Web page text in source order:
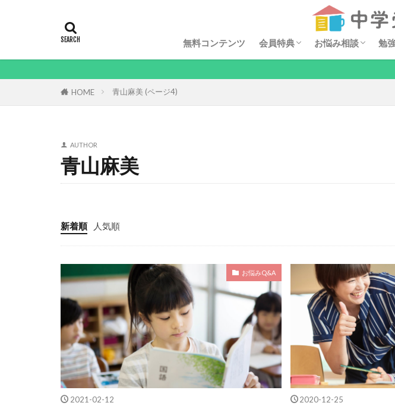
無料コンテンツ 会員特典 お悩み相談 勉
HOME 青山麻美 (ページ4)
AUTHOR
青山麻美
新着順 人気順
お悩みQ&A
2021-02-12 2020-12-25
セミナー動画
ダウンロード特典
イベント案内安浪京子メッセー
オンライン相談会
お悩みQ&A 算
親
国
理
公
オ